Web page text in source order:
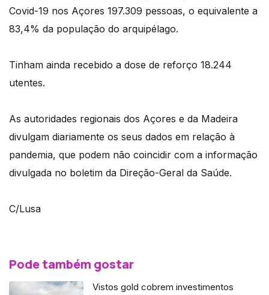
Covid-19 nos Açores 197.309 pessoas, o equivalente a
83,4% da população do arquipélago.
Tinham ainda recebido a dose de reforço 18.244
utentes.
As autoridades regionais dos Açores e da Madeira
divulgam diariamente os seus dados em relação à
pandemia, que podem não coincidir com a informação
divulgada no boletim da Direção-Geral da Saúde.
C/Lusa
Pode também gostar
Vistos gold cobrem investimentos